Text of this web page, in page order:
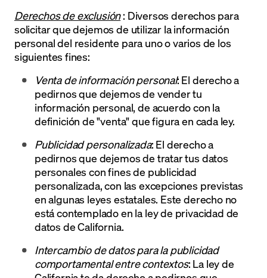
Derechos de exclusión: Diversos derechos para
solicitar que dejemos de utilizar la información
personal del residente para uno o varios de los
siguientes fines:
Venta de información personal: El derecho a
pedirnos que dejemos de vender tu
información personal, de acuerdo con la
definición de "venta" que figura en cada ley.
Publicidad personalizada: El derecho a
pedirnos que dejemos de tratar tus datos
personales con fines de publicidad
personalizada, con las excepciones previstas
en algunas leyes estatales. Este derecho no
está contemplado en la ley de privacidad de
datos de California.
Intercambio de datos para la publicidad
comportamental entre contextos: La ley de